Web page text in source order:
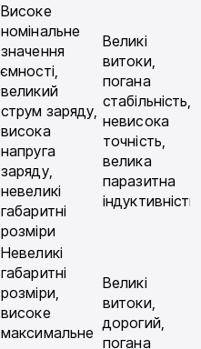
Високе
номінальне
значення
ємності,
великий
струм заряду,
висока
напруга
заряду,
невеликі
габаритні
розміри
Великі
витоки,
погана
стабільність,
невисока
точність,
велика
паразитна
індуктивність
Невеликі
габаритні
розміри,
високе
максимальне
Великі
витоки,
дорогий,
погана